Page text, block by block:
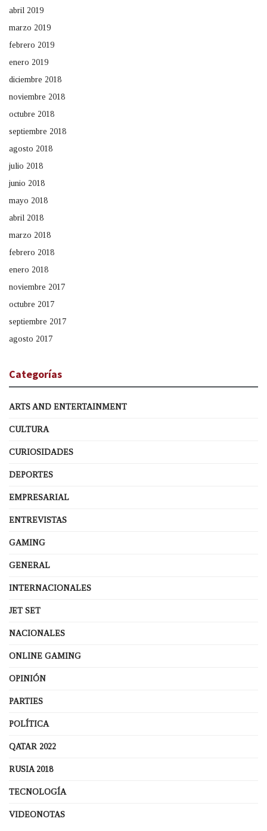
abril 2019
marzo 2019
febrero 2019
enero 2019
diciembre 2018
noviembre 2018
octubre 2018
septiembre 2018
agosto 2018
julio 2018
junio 2018
mayo 2018
abril 2018
marzo 2018
febrero 2018
enero 2018
noviembre 2017
octubre 2017
septiembre 2017
agosto 2017
Categorías
ARTS AND ENTERTAINMENT
CULTURA
CURIOSIDADES
DEPORTES
EMPRESARIAL
ENTREVISTAS
GAMING
GENERAL
INTERNACIONALES
JET SET
NACIONALES
ONLINE GAMING
OPINIÓN
PARTIES
POLÍTICA
QATAR 2022
RUSIA 2018
TECNOLOGÍA
VIDEONOTAS